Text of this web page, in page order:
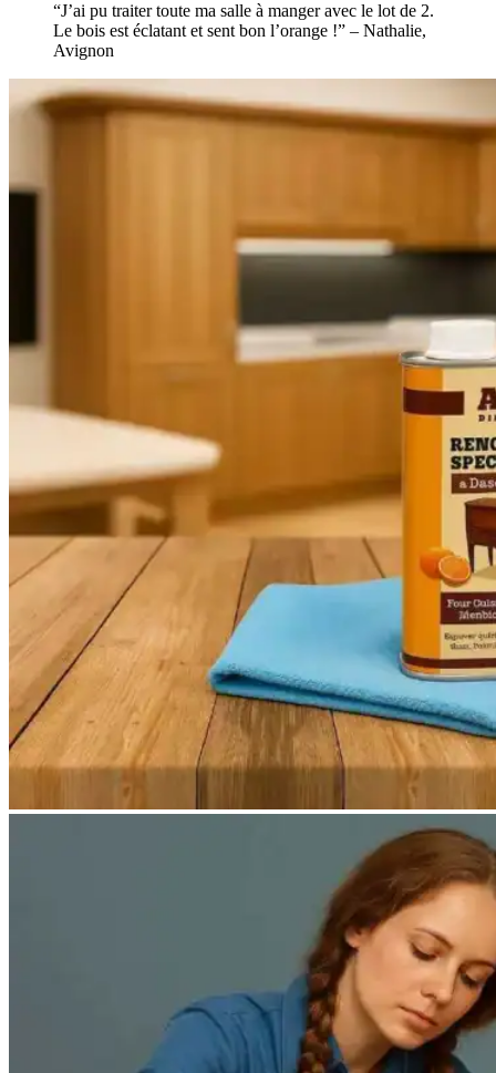
“J’ai pu traiter toute ma salle à manger avec le lot de 2.
Le bois est éclatant et sent bon l’orange !” – Nathalie,
Avignon